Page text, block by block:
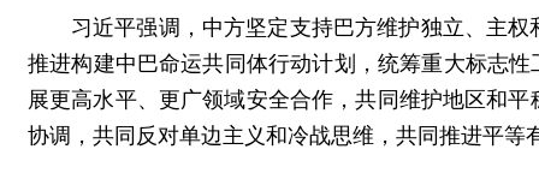
习近平强调，中方坚定支持巴方维护独立、主
推进构建中巴命运共同体行动计划，统筹重大标志
展更高水平、更广领域安全合作，共同维护地区和
协调，共同反对单边主义和冷战思维，共同推进平